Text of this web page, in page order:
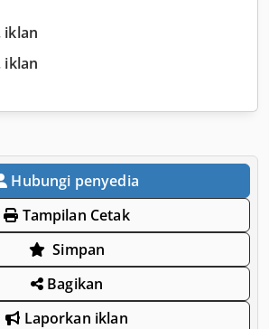
iklan
iklan
Hubungi penyedia
Tampilan Cetak
Simpan
Bagikan
Laporkan iklan